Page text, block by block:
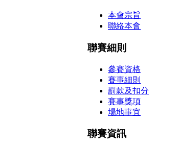
本會宗旨
聯絡本會
聯賽細則
參賽資格
賽事細則
罰款及扣分
賽事獎項
場地事宜
聯賽資訊